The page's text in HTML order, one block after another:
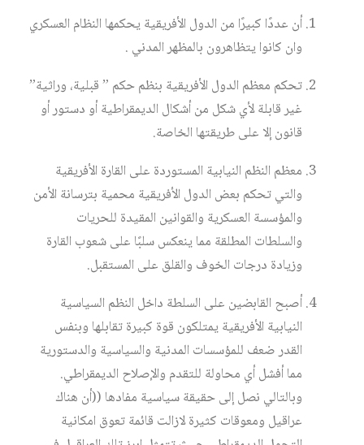
أن عددًا كبيرًا من الدول الأفريقية يحكمها النظام العسكري
وان كانوا يتظاهرون بالمظهر المدني .
تحكم معظم الدول الأفريقية بنظم حكم ” قبلية، وراثية”
غير قابلة لأي شكل من أشكال الديمقراطية أو دستور أو
قانون إلا على طريقتها الخاصة.
معظم النظم النيابية المستوردة على القارة الأفريقية
والتي تحكم بعض الدول الأفريقية محمية بترسانة الأمن
والمؤسسة العسكرية والقوانين المقيدة للحريات
والسلطات المطلقة مما ينعكس سلبًا على شعوب القارة
وزيادة درجات الخوف والقلق على المستقبل.
أصبح القابضين على السلطة داخل النظم السياسية
النيابية الأفريقية يمتلكون قوة كبيرة تقابلها وبنفس
القدر ضعف للمؤسسات المدنية والسياسية والدستورية
مما أفشل أي محاولة للتقدم والإصلاح الديمقراطي.
وبالتالي نصل إلى حقيقة سياسية مفادها ((أن هناك
عراقيل ومعوقات كثيرة لازالت قائمة تعوق امكانية